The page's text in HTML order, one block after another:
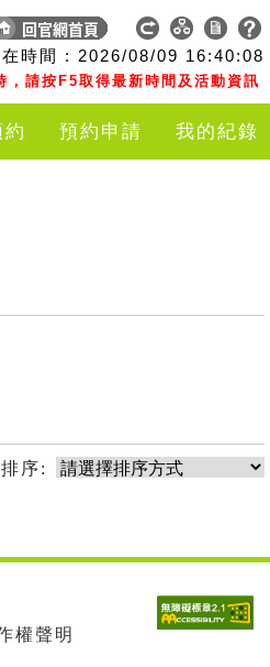
時間 : 2026/08/09 16:40:08
，請按F5取得最新時間及活動資訊
預約申請 我的紀錄
排序:
權聲明